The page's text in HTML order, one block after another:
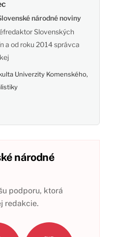
národné noviny
Slovenských
a od roku 2014 správca
Univerzity Komenského,
národné
podporu, ktorá
redakcie.